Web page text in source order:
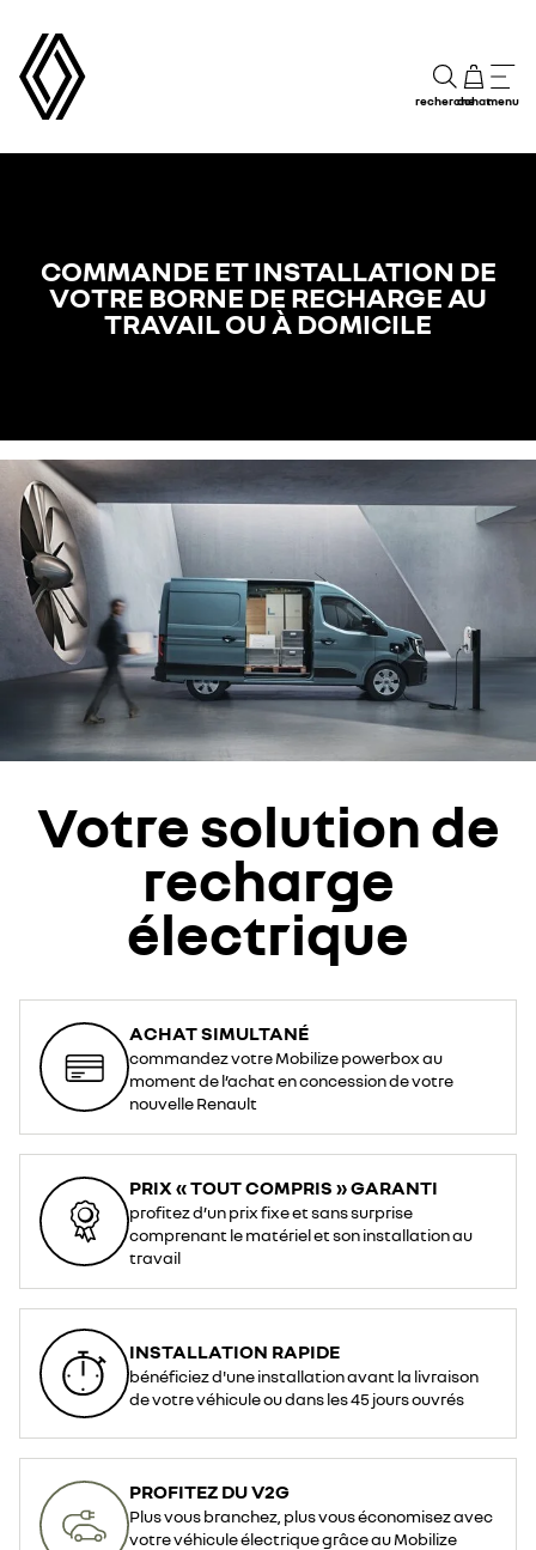
rechercheachatmenu
COMMANDE ET INSTALLATION DE
VOTRE BORNE DE RECHARGE AU
TRAVAIL OU À DOMICILE
Votre solution de
recharge
électrique
ACHAT SIMULTANÉ
commandez votre Mobilize powerbox au
moment de l’achat en concession de votre
nouvelle Renault
PRIX « TOUT COMPRIS » GARANTI
profitez d’un prix fixe et sans surprise
comprenant le matériel et son installation au
travail
INSTALLATION RAPIDE
bénéficiez d'une installation avant la livraison
de votre véhicule ou dans les 45 jours ouvrés
PROFITEZ DU V2G
Plus vous branchez, plus vous économisez avec
votre véhicule électrique grâce au Mobilize